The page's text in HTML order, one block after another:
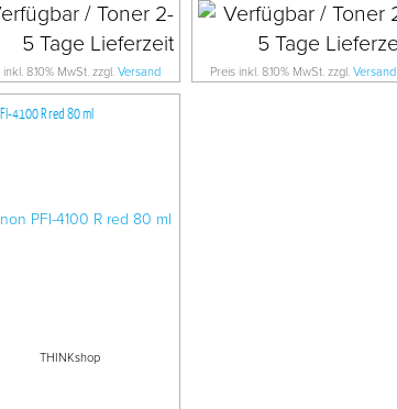
inkl. 8.10% MwSt. zzgl.Versand Preis inkl. 8.10% MwSt. zzgl.Versand
4100 R red 80 ml
THINKshop